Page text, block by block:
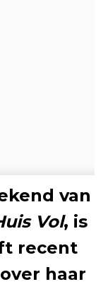
van
Vol, is
recent
haar